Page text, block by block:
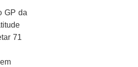
GP da
71